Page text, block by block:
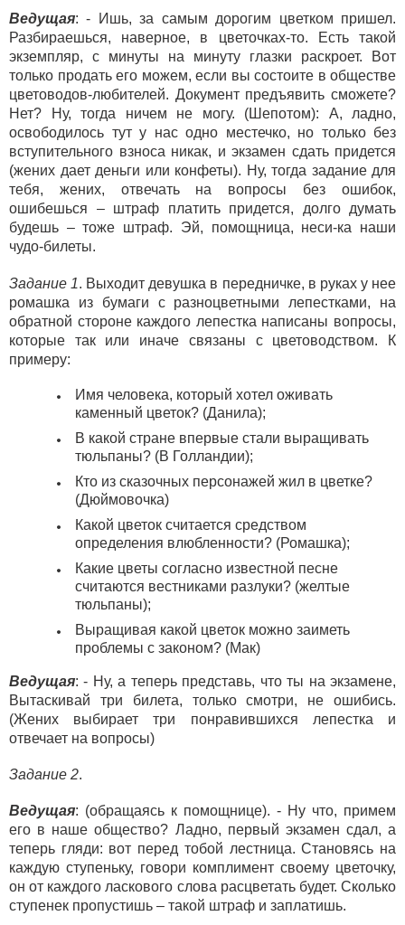
Ведущая: - Ишь, за самым дорогим цветком пришел.
Разбираешься, наверное, в цветочках-то. Есть такой
экземпляр, с минуты на минуту глазки раскроет. Вот
только продать его можем, если вы состоите в обществе
цветоводов-любителей. Документ предъявить сможете?
Нет? Ну, тогда ничем не могу. (Шепотом): А, ладно,
освободилось тут у нас одно местечко, но только без
вступительного взноса никак, и экзамен сдать придется
(жених дает деньги или конфеты). Ну, тогда задание для
тебя, жених, отвечать на вопросы без ошибок,
ошибешься – штраф платить придется, долго думать
будешь – тоже штраф. Эй, помощница, неси-ка наши
чудо-билеты.
Задание 1. Выходит девушка в передничке, в руках у нее
ромашка из бумаги с разноцветными лепестками, на
обратной стороне каждого лепестка написаны вопросы,
которые так или иначе связаны с цветоводством. К
примеру:
Имя человека, который хотел оживать
каменный цветок? (Данила);
В какой стране впервые стали выращивать
тюльпаны? (В Голландии);
Кто из сказочных персонажей жил в цветке?
(Дюймовочка)
Какой цветок считается средством
определения влюбленности? (Ромашка);
Какие цветы согласно известной песне
считаются вестниками разлуки? (желтые
тюльпаны);
Выращивая какой цветок можно заиметь
проблемы с законом? (Мак)
Ведущая: - Ну, а теперь представь, что ты на экзамене,
Вытаскивай три билета, только смотри, не ошибись.
(Жених выбирает три понравившихся лепестка и
отвечает на вопросы)
Задание 2.
Ведущая: (обращаясь к помощнице). - Ну что, примем
его в наше общество? Ладно, первый экзамен сдал, а
теперь гляди: вот перед тобой лестница. Становясь на
каждую ступеньку, говори комплимент своему цветочку,
он от каждого ласкового слова расцветать будет. Сколько
ступенек пропустишь – такой штраф и заплатишь.